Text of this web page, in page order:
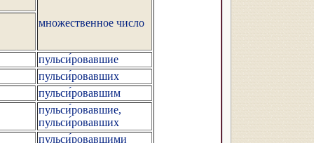
множественное число
пульси́ровавшие
пульси́ровавших
пульси́ровавшим
пульси́ровавшие,
пульси́ровавших
пульси́ровавшими